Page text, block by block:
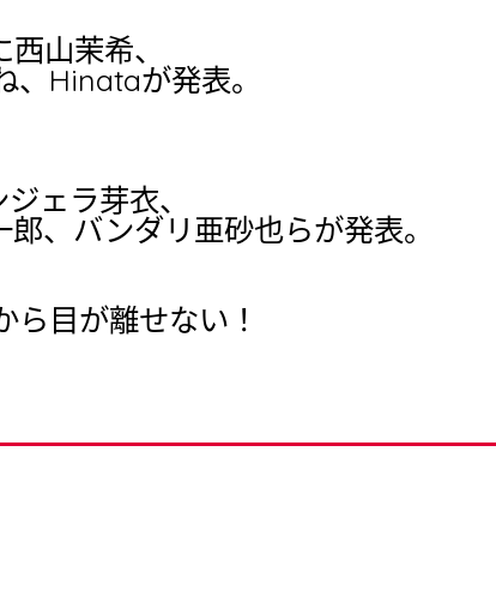
山茉希、
、Hinataが発表。
ェラ芽衣、
、バンダリ亜砂也らが発表。
目が離せない！